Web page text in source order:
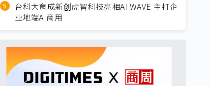
台科大育成新创虎智科技亮相AI WAVE 主打企
业地端AI商用